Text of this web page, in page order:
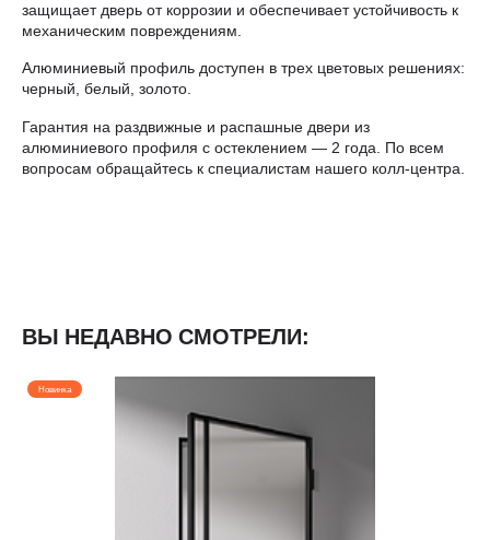
защищает дверь от коррозии и обеспечивает устойчивость к
механическим повреждениям.
Алюминиевый профиль доступен в трех цветовых решениях:
черный, белый, золото.
Гарантия на раздвижные и распашные двери из
алюминиевого профиля с остеклением — 2 года. По всем
вопросам обращайтесь к специалистам нашего колл-центра.
ВЫ НЕДАВНО СМОТРЕЛИ:
Новинка